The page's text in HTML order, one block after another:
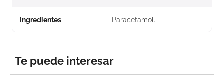
Ingredientes Paracetamol.
Te puede interesar